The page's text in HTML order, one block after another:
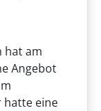
hat am
Angebot
hatte eine